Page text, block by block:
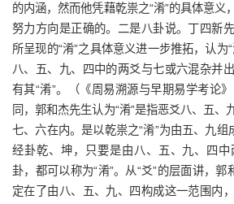
的内涵，然而他凭藉乾祟之“淆”的具体意义
努力方向是正确的。二是八卦说。丁四新
所呈现的“淆”之具体意义进一步推拓，认为
八、五、九、四中的两爻与七或六混杂并
有其“淆”。（《周易溯源与早期易学考论
同，郭和杰先生认为“淆”是指恶爻八、五、
七、六在内。是以乾祟之“淆”为由五、九组
经卦乾、坤，只要是由八、五、九、四
卦，都可以称为“淆”。从“爻”的层面讲，郭
定在了由八、五、九、四构成这一范围内